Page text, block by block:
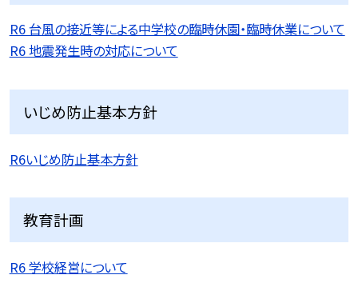
R6 台風の接近等による中学校の臨時休園・臨時休業について
R6 地震発生時の対応について
いじめ防止基本方針
R6いじめ防止基本方針
教育計画
R6 学校経営について